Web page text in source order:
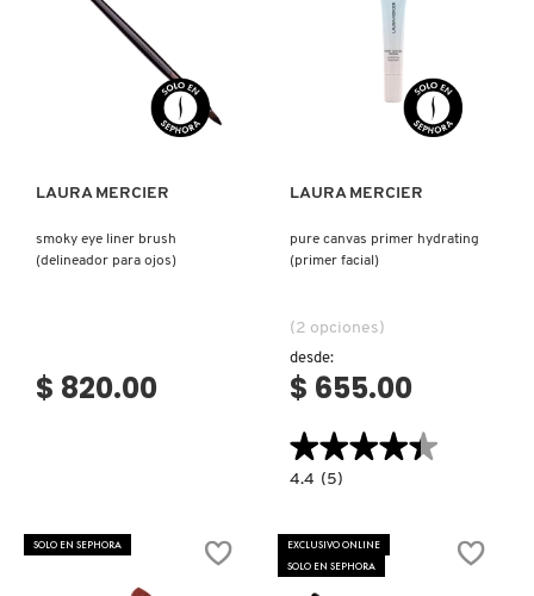
Ver más
LAURA MERCIER
smoky eye liner brush
(delineador para ojos)
$ 820.00
Ver más
LAURA MERCIER
pure canvas primer hydrating
(primer facial)
(2 opciones)
desde:
$ 655.00
★★★★★
★★★★★
4.4
PRIMER
HYDRATING
(PRIMER
4.4 (5)
SOLO EN SEPHORA
EXCLUSIVO ONLINE
SOLO EN SEPHORA